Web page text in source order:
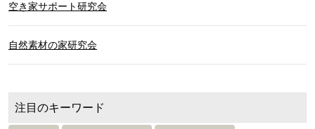
空き家サポート研究会
自然素材の家研究会
注目のキーワード